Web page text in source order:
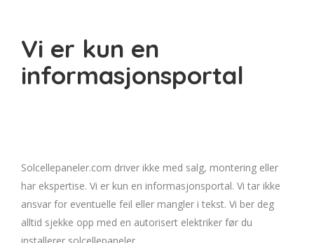
Vi er kun en
informasjonsportal
Solcellepaneler.com driver ikke med salg, montering eller
har ekspertise. Vi er kun en informasjonsportal. Vi tar ikke
ansvar for eventuelle feil eller mangler i tekst. Vi ber deg
alltid sjekke opp med en autorisert elektriker før du